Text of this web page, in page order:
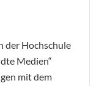
der Hochschule
Medien“
mit dem